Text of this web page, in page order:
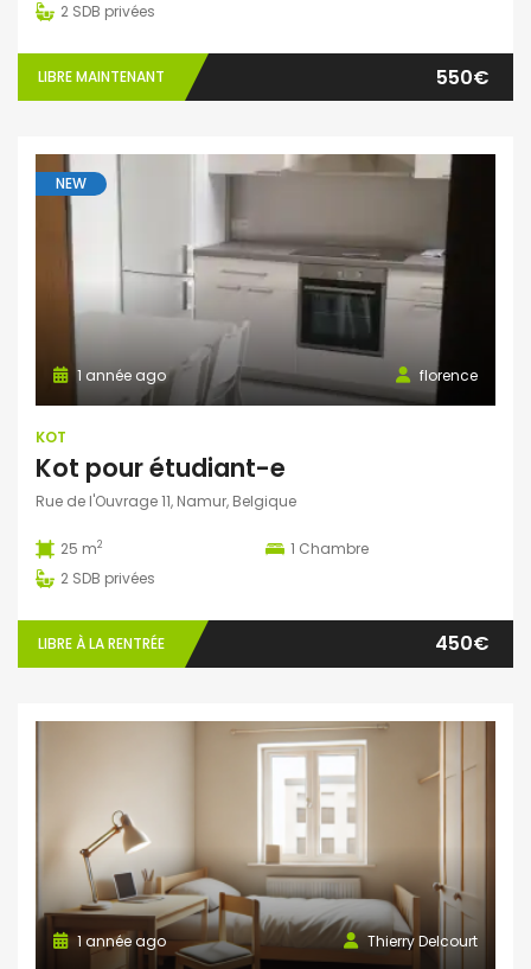
2 SDB privées
LIBRE MAINTENANT 550€
NEW
florence
1 année ago
KOT
Kot pour étudiant-e
Rue de l'Ouvrage 11, Namur, Belgique
25 m2 1 Chambre
2 SDB privées
LIBRE À LA RENTRÉE 450€
Thierry Delcourt
1 année ago